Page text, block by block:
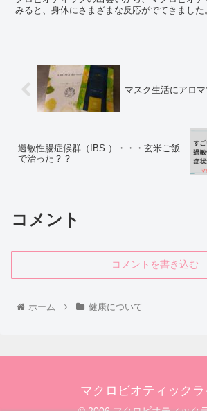
みると、身体にさまざまな反応がでてきました。 これを一般的に
マスク生活にアロ
過敏性腸症候群（IBS ）・・・玄米ご飯
で治った？？
コメント
コメントを書き込む
ホーム 健康について
マクロビオティックラ